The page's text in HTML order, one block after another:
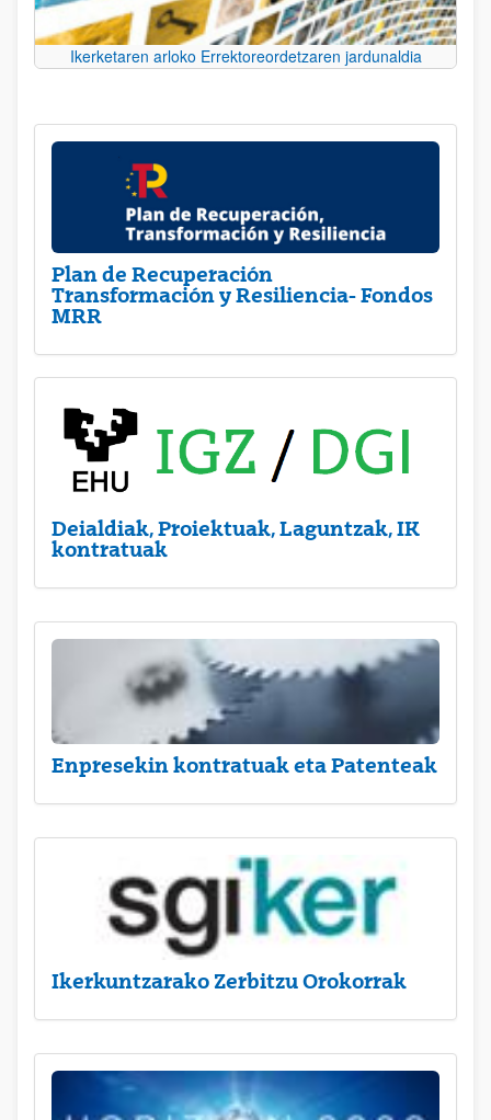
Ikerketaren arloko Errektoreordetzaren jardunaldia
Plan de Recuperación
Transformación y Resiliencia- Fondos
MRR
Deialdiak, Proiektuak, Laguntzak, IK
kontratuak
Enpresekin kontratuak eta Patenteak
Ikerkuntzarako Zerbitzu Orokorrak